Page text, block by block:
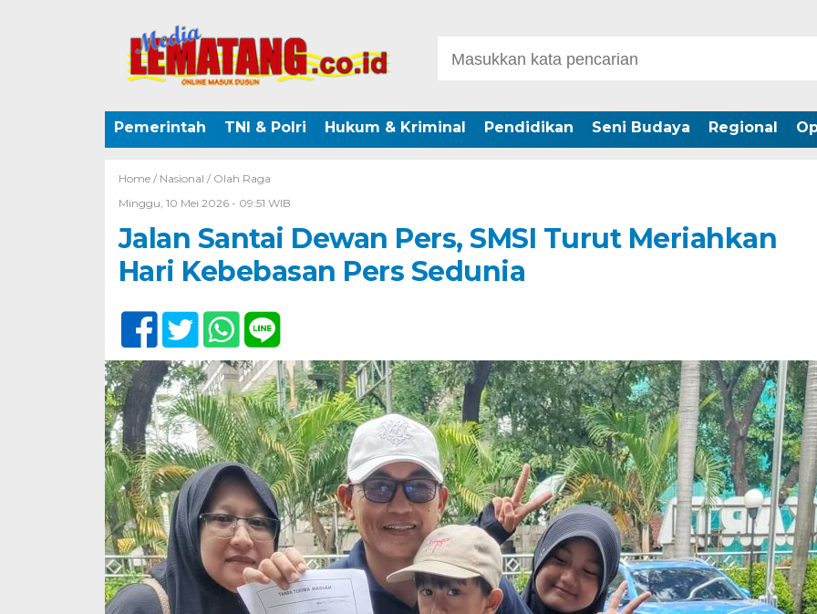
Pemerintah TNI & Polri Hukum & Kriminal Pendidikan Seni Budaya Regional
Home / Nasional / Olah Raga
Minggu, 10 Mei 2026 - 09:51 WIB
Jalan Santai Dewan Pers, SMSI Turut Meriahkan
Hari Kebebasan Pers Sedunia